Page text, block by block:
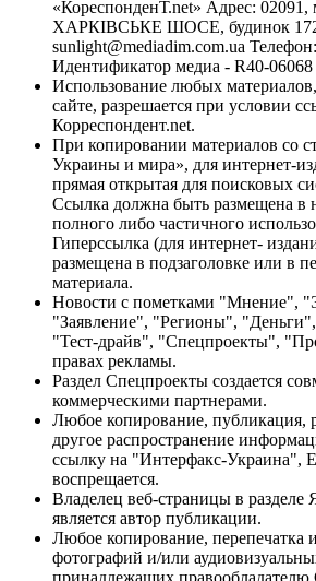
«КореспонденТ.net» Адрес: 02091,
ХАРКІВСЬКЕ ШОСЕ, будинок 172-
sunlight@mediadim.com.ua
Идентификатор медиа - R40-06068
Использование любых
сайте, разрешается при условии
Корреспондент.net.
При копировании материалов со
Украины и мира», для интернет-
прямая открытая для поисковых
Ссылка должна быть размещена в
полного либо частичного
Гиперссылка (для интернет-
размещена в подзаголовке или в
материала.
Новости с пометками "Мнение",
"Заявление", "Регионы",
"Тест-драйв", "Спецпроекты",
правах рекламы.
Раздел Спецпроекты создается
коммерческими партнерами.
Любое копирование, публикация,
другое распространение
ссылку на "Интерфакс-Украина",
воспрещается.
Владелец веб-страницы в разделе
является автор публикации.
Любое копирование, перепечатка
фотографий и/или
принадлежащих правообладателю